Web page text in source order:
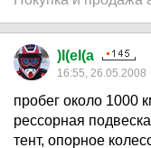
)I(eI(a
16:55, 26.05.2008
пробег около 1000
рессорная
тент, опорное